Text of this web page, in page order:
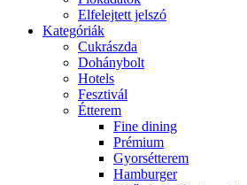
Elfelejtett jelszó
Kategóriák
Cukrászda
Dohánybolt
Hotels
Fesztivál
Étterem
Fine dining
Prémium
Gyorsétterem
Hamburger